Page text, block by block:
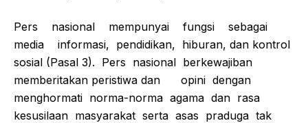
Pers nasional mempunyai fungsi sebagai
media informasi, pendidikan, hiburan, dan kontrol
sosial (Pasal 3). Pers nasional berkewajiban
memberitakan peristiwa dan opini dengan
menghormati norma-norma agama dan rasa
kesusilaan masyarakat serta asas praduga tak